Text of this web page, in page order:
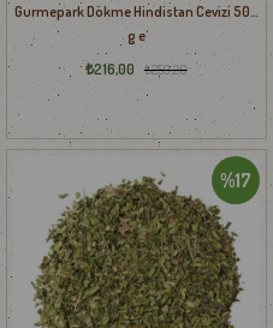
Gurmepark Dökme Hindistan Cevizi 500
g e
₺216,00 ₺259,20
%17